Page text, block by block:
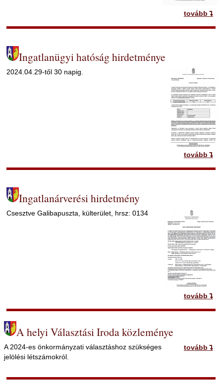
tovább
Ingatlanügyi hatóság hirdetménye
tovább
2024.04.29-től 30 napig.
Ingatlanárverési hirdetmény
tovább
Csesztve Galibapuszta, külterület, hrsz: 0134
A helyi Választási Iroda közleménye
tovább
A 2024-es önkormányzati választáshoz szükséges
jelölési létszámokról.